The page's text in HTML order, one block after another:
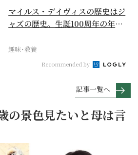
マイルス・デイヴィスの歴史はジ
ャズの歴史。生誕100周年の年に
趣味･教養
Recommended by
記事一覧へ
の景色見たいと母は言